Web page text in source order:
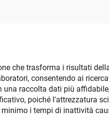
che trasforma i risultati
consentendo ai
raccolta dati più
poiché l'attrezzatura
i tempi di inattività